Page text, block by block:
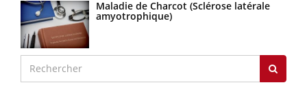
Maladie de Charcot (Sclérose latérale
amyotrophique)